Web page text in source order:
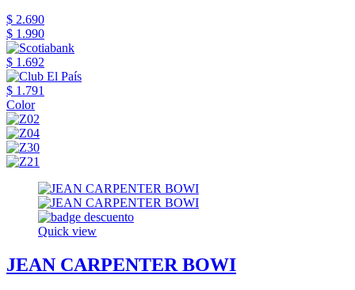
$ 2.690
$ 1.990
$ 1.692
$ 1.791
Color
Quick view
JEAN CARPENTER BOWI